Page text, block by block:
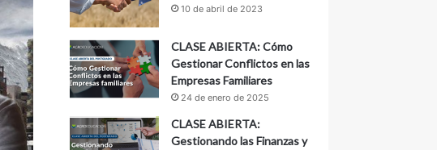
10 de abril de 2023
CLASE ABIERTA: Cómo
Gestionar Conflictos en las
Empresas Familiares
24 de enero de 2025
CLASE ABIERTA:
Gestionando las Finanzas y